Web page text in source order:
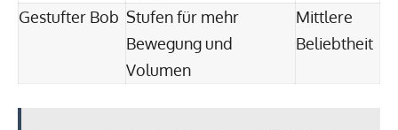
Gestufter Bob Stufen für mehr
Bewegung und
Volumen
Mittlere
Beliebtheit